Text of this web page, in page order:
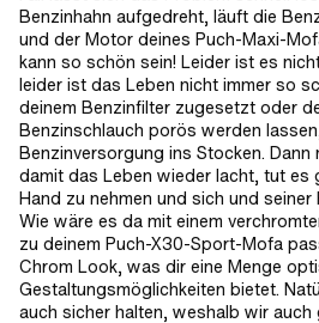
Benzinhahn aufgedreht, läuft die
und der Motor deines Puch-Maxi-
kann so schön sein! Leider ist es
leider ist das Leben nicht immer so
deinem Benzinfilter zugesetzt oder
Benzinschlauch porös werden
Benzinversorgung ins Stocken. Dann
damit das Leben wieder lacht, tut es
Hand zu nehmen und sich und
Wie wäre es da mit einem
zu deinem Puch-X30-Sport-Mofa
Chrom Look, was dir eine Menge
Gestaltungsmöglichkeiten bietet.
auch sicher halten, weshalb wir